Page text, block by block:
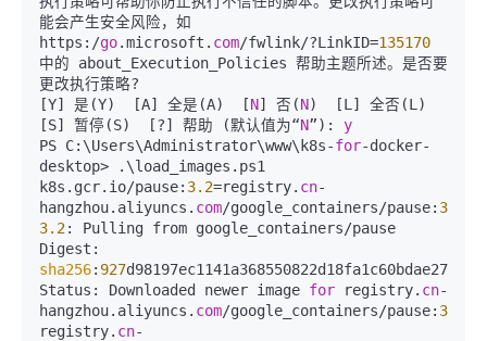
能会产生安全风险，如
https:/go.microsoft. com/fwlink/?LinkID=135170
中的 about_Execution_Policies 帮助主题所述。是否要
更改执行策略?
[Y] 是(Y)  [A] 全是(A)  [N] 否(N)  [L] 全否(L)
[S] 暂停(S)  [?] 帮助 (默认值为“N”): y
PS C:\Users\Administrator\www\k8s-for-docker-
desktop> .\load_images.ps1
k8s.gcr.io/pause: 3.2=registry. cn-
hangzhou.aliyuncs. com/google_containers/pause: 3.2
3.2: Pulling from google_containers/pause
sha256: 927
Status: Downloaded newer image for registry. cn-
hangzhou.aliyuncs. com/google_containers/pause: 3.2
registry. cn-